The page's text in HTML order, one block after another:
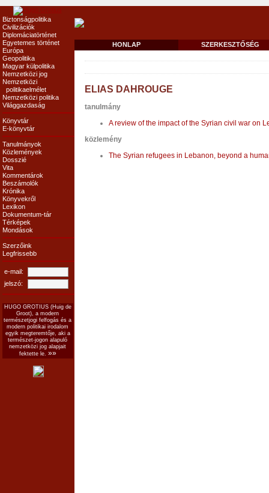
Biztonságpolitika
Civilizációk
Diplomáciatörténet
Egyetemes történet
Európa
Geopolitika
Magyar külpolitika
Nemzetközi jog
Nemzetközi
politikaelmélet
Nemzetközi politika
Világgazdaság
Könyvtár
E-könyvtár
Tanulmányok
Közlemények
Dosszié
Vita
Kommentárok
Beszámolók
Krónika
Könyvekről
Lexikon
Dokumentum-tár
Térképek
Mondások
Szerzőink
Legfrissebb
e-mail:
jelszó:
HUGO GROTIUS (Huig de
Groot), a modern
természetjogi felfogás és a
modern politikai irodalom
egyik megteremtője, aki a
természet-jogon alapuló
nemzetközi jog alapjait
fektette le. »»
HONLAP SZERKESZTŐSÉG
ELIAS DAHROUGE
tanulmány
A review of the impact of the Syrian civil war on
közlemény
The Syrian refugees in Lebanon, beyond a